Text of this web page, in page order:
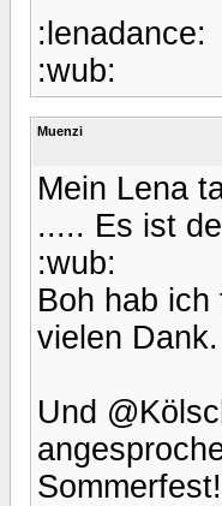
:lenadance:
:wub:
Muenzi
Mein Lena
..... Es ist
:wub:
Boh hab
vielen Dank.
Und